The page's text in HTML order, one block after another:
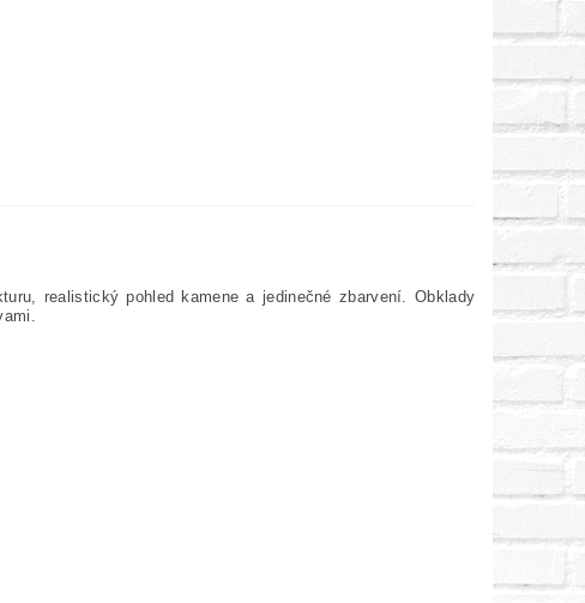
realistický pohled kamene a jedinečné zbarvení. Obklady